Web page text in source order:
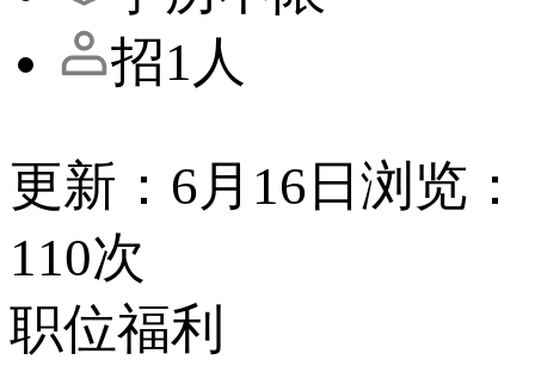
招1人
更新：6月16日 浏览：
110次
职位福利